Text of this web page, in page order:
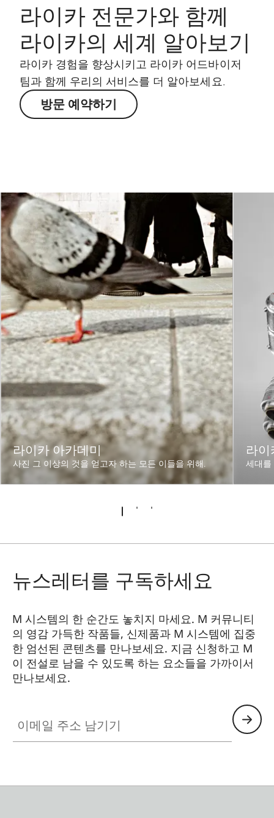
라이카 전문가와 함께
라이카의 세계 알아보기
라이카 경험을 향상시키고 라이카 어드바이저
팀과 함께 우리의 서비스를 더 알아보세요.
방문 예약하기
라이카 아카데미
사진 그 이상의 것을 얻고자 하는 모든 이들을 위해.
라
세대를
뉴스레터를 구독하세요
M 시스템의 한 순간도 놓치지 마세요. M 커뮤니티
의 영감 가득한 작품들, 신제품과 M 시스템에 집중
한 엄선된 콘텐츠를 만나보세요. 지금 신청하고 M
이 전설로 남을 수 있도록 하는 요소들을 가까이서
만나보세요.